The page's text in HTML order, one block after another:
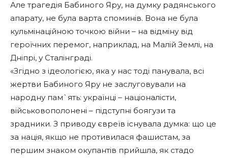
Але трагедія Бабиного Яру, на думку радянського
апарату, не була варта споминів. Вона не була
кульмінаційною точкою війни – на відміну від
героїчних перемог, наприклад, на Малій Землі, на
Дніпрі, у Сталінграді.
«Згідно з ідеологією, яка у нас тоді панувала, всі
жертви Бабиного Яру не заслуговували на
народну пам`ять: українці – націоналісти,
військовополонені – підступні боягузи та
зрадники. З приводу євреїв існувала думка: що це
за нація, якщо не противилася фашистам, за
першим знаком окупантів прийшла, як стадо